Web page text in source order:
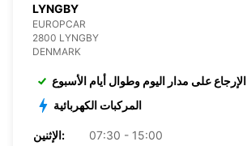
LYNGBY
EUROPCAR
2800 LYNGBY
DENMARK
الإرجاع على مدار اليوم وطوال أيام الأسبوع
المركبات الكهربائية
الإثنين:
07:30 - 15:00